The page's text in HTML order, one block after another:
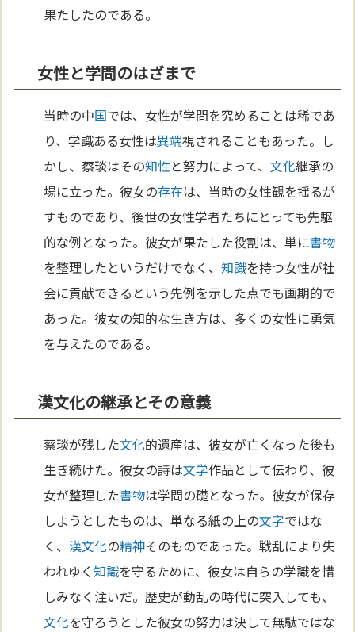
果たしたのである。
女性と学問のはざまで
当時の中国では、女性が学問を究めることは稀であ
り、学識ある女性は異端視されることもあった。し
かし、蔡琰はその知性と努力によって、文化継承の
場に立った。彼女の存在は、当時の女性観を揺るが
すものであり、後世の女性学者たちにとっても先駆
的な例となった。彼女が果たした役割は、単に書物
を整理したというだけでなく、知識を持つ女性が社
会に貢献できるという先例を示した点でも画期的で
あった。彼女の知的な生き方は、多くの女性に勇気
を与えたのである。
漢文化の継承とその意義
蔡琰が残した文化的遺産は、彼女が亡くなった後も
生き続けた。彼女の詩は文学作品として伝わり、彼
女が整理した書物は学問の礎となった。彼女が保存
しようとしたものは、単なる紙の上の文字ではな
く、 漢文化の精神そのものであった。戦乱により失
われゆく知識を守るために、彼女は自らの学識を惜
しみなく注いだ。歴史が動乱の時代に突入しても、
文化を守ろうとした彼女の努力は決して無駄ではな